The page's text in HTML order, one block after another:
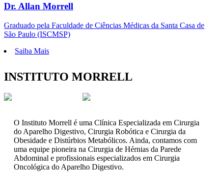
Dr. Allan Morrell
Graduado pela Faculdade de Ciências Médicas da Santa Casa de
São Paulo (ISCMSP)
Saiba Mais
INSTITUTO MORRELL
O Instituto Morrell é uma Clínica Especializada em Cirurgia
do Aparelho Digestivo, Cirurgia Robótica e Cirurgia da
Obesidade e Distúrbios Metabólicos. Ainda, contamos com
uma equipe pioneira na Cirurgia de Hérnias da Parede
Abdominal e profissionais especializados em Cirurgia
Oncológica do Aparelho Digestivo.